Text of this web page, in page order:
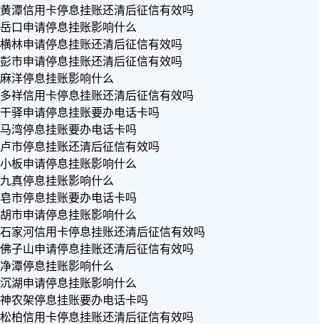
黄潭信用卡停息挂账还清后征信有效吗
岳口申请停息挂账影响什么
横林申请停息挂账还清后征信有效吗
彭市申请停息挂账还清后征信有效吗
麻洋停息挂账影响什么
多祥信用卡停息挂账还清后征信有效吗
干驿申请停息挂账要办电话卡吗
马湾停息挂账要办电话卡吗
卢市停息挂账还清后征信有效吗
小板申请停息挂账影响什么
九真停息挂账影响什么
皂市停息挂账要办电话卡吗
胡市申请停息挂账影响什么
石家河信用卡停息挂账还清后征信有效吗
佛子山申请停息挂账还清后征信有效吗
净潭停息挂账影响什么
沉湖申请停息挂账影响什么
神农架停息挂账要办电话卡吗
松柏信用卡停息挂账还清后征信有效吗